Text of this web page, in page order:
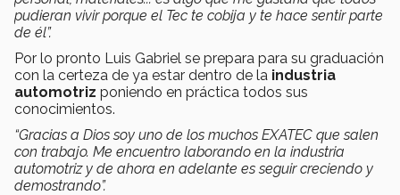
pudieran vivir porque el Tec te cobija y te hace sentir parte
de él”.
Por lo pronto Luis Gabriel se prepara para su graduación
con la certeza de ya estar dentro de la industria
automotriz poniendo en práctica todos sus
conocimientos.
“Gracias a Dios soy uno de los muchos EXATEC que salen
con trabajo. Me encuentro laborando en la industria
automotriz y de ahora en adelante es seguir creciendo y
demostrando”.